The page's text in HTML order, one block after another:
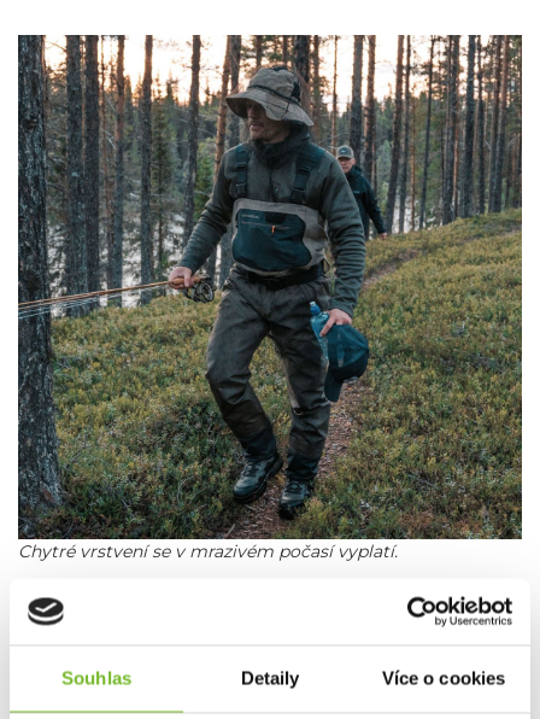
Souhlas Detaily Více o cookies
Chytré vrstvení se v mrazivém počasí vyplatí.